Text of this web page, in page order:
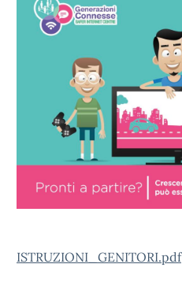
ISTRUZIONI_GENITORI.pdf